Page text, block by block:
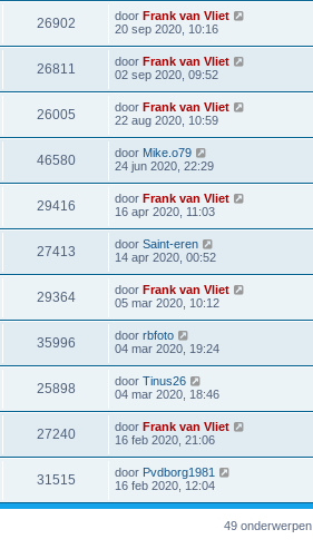
26902 door Frank van Vliet
20 sep 2020, 10:16
26811 door Frank van Vliet
02 sep 2020, 09:52
26005 door Frank van Vliet
22 aug 2020, 10:59
46580 door Mike.o79
24 jun 2020, 22:29
29416 door Frank van Vliet
16 apr 2020, 11:03
27413 door Saint-eren
14 apr 2020, 00:52
29364 door Frank van Vliet
05 mar 2020, 10:12
35996 door rbfoto
04 mar 2020, 19:24
25898 door Tinus26
04 mar 2020, 18:46
27240 door Frank van Vliet
16 feb 2020, 21:06
31515 door Pvdborg1981
16 feb 2020, 12:04
49 onderwerpen